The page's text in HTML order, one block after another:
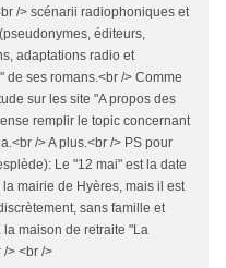
/> scénarii radiophoniques et
éditeurs,
adaptations radio et
de ses romans.<br /> Comme
sur les site "A propos des
remplir le topic concernant
/> A plus.<br /> PS pour
Le "12 mai" est la date
mairie de Hyères, mais il est
sans famille et
maison de retraite "La
/> <br />